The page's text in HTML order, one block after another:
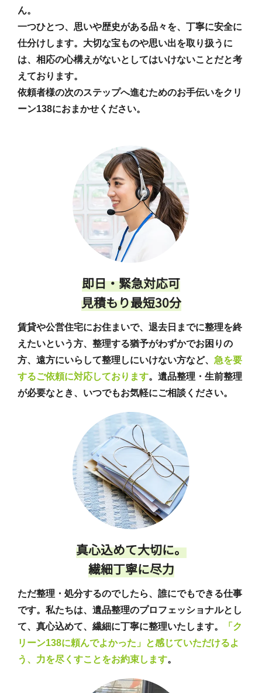
ん。
一つひとつ、思いや歴史がある品々を、丁寧に安全に
仕分けします。大切な宝ものや思い出を取り扱うに
は、相応の心構えがないとしてはいけないことだと考
えております。
依頼者様の次のステップへ進むためのお手伝いをクリ
ーン138におまかせください。
即日・緊急対応可
見積もり最短30分
賃貸や公営住宅にお住まいで、退去日までに整理を終
えたいという方、整理する猶予がわずかでお困りの
方、遠方にいらして整理しにいけない方など、 急を要
するご依頼に対応しております。遺品整理・生前整理
が必要なとき、いつでもお気軽にご相談ください。
真心込めて大切に。
繊細丁寧に尽力
ただ整理・処分するのでしたら、誰にでもできる仕事
です。私たちは、遺品整理のプロフェッショナルとし
て、真心込めて、繊細に丁寧に整理いたします。
「ク
リーン138に頼んでよかった」と感じていただけるよ
う、力を尽くすことをお約束します。